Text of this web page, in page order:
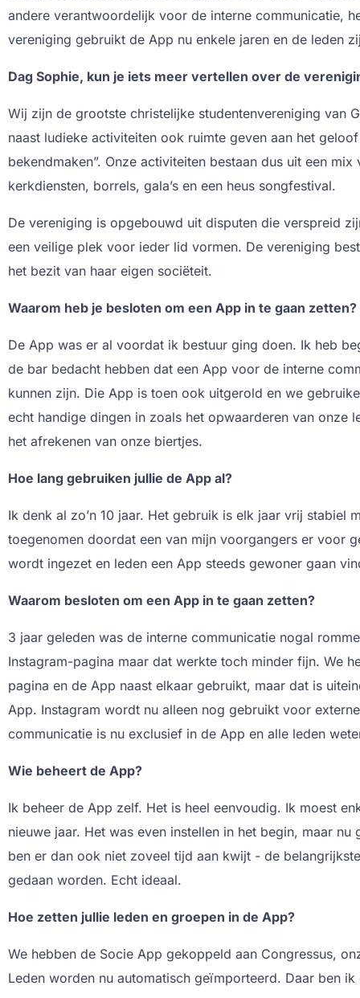
andere verantwoordelijk voor de interne communicatie,
vereniging gebruikt de App nu enkele jaren en de leden
Dag Sophie, kun je iets meer vertellen over de
Wij zijn de grootste christelijke studentenvereniging van
naast ludieke activiteiten ook ruimte geven aan het
bekendmaken”. Onze activiteiten bestaan dus uit een
kerkdiensten, borrels, gala’s en een heus songfestival.
De vereniging is opgebouwd uit disputen die verspreid
een veilige plek voor ieder lid vormen. De vereniging
het bezit van haar eigen sociëteit.
Waarom heb je besloten om een App in te gaan zetten?
De App was er al voordat ik bestuur ging doen. Ik heb
de bar bedacht hebben dat een App voor de interne
kunnen zijn. Die App is toen ook uitgerold en we
echt handige dingen in zoals het opwaarderen van onze
het afrekenen van onze biertjes.
Hoe lang gebruiken jullie de App al?
Ik denk al zo’n 10 jaar. Het gebruik is elk jaar vrij stabiel
toegenomen doordat een van mijn voorgangers er voor
wordt ingezet en leden een App steeds gewoner gaan
Waarom besloten om een App in te gaan zetten?
3 jaar geleden was de interne communicatie nogal
Instagram-pagina maar dat werkte toch minder fijn. We
pagina en de App naast elkaar gebruikt, maar dat is
App. Instagram wordt nu alleen nog gebruikt voor
communicatie is nu exclusief in de App en alle leden
Wie beheert de App?
Ik beheer de App zelf. Het is heel eenvoudig. Ik moest
nieuwe jaar. Het was even instellen in het begin, maar
ben er dan ook niet zoveel tijd aan kwijt - de
gedaan worden. Echt ideaal.
Hoe zetten jullie leden en groepen in de App?
We hebben de Socie App gekoppeld aan Congressus,
Leden worden nu automatisch geïmporteerd. Daar ben